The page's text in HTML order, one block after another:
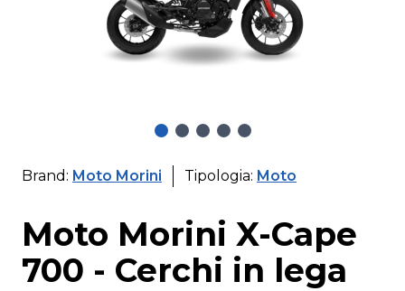
Brand: Moto Morini Tipologia: Moto
Moto Morini X-Cape
700 - Cerchi in lega